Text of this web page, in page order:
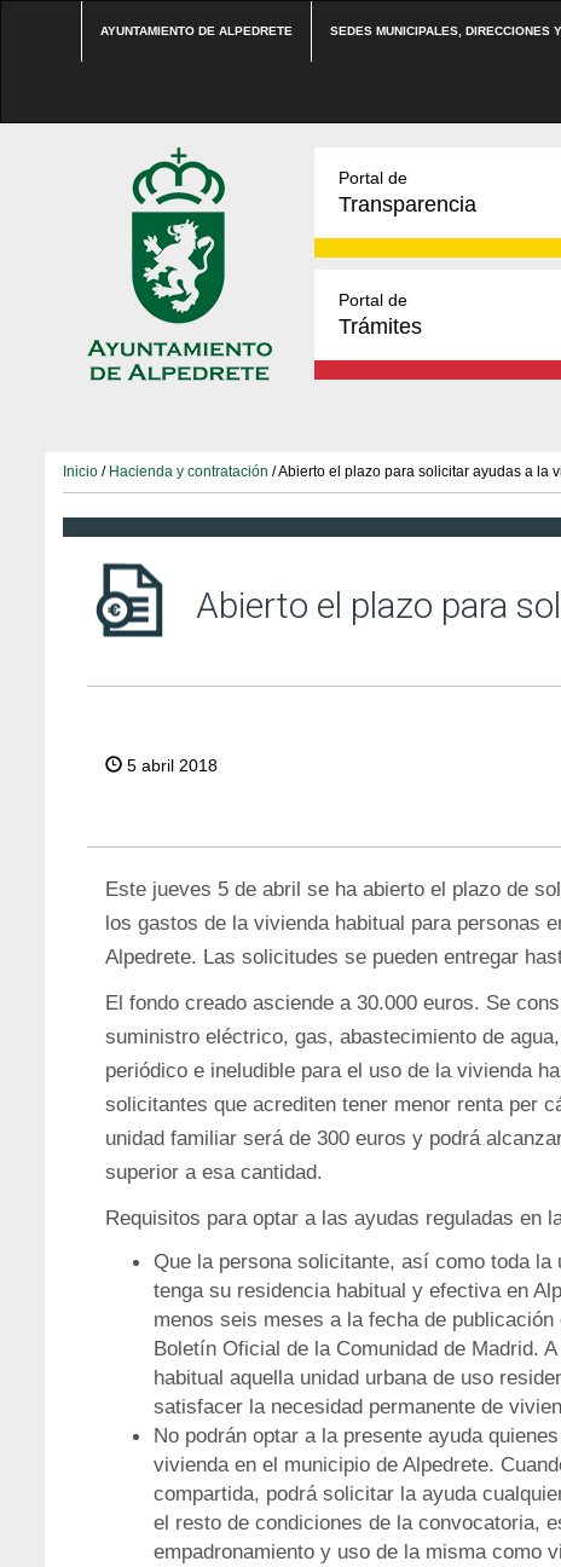
AYUNTAMIENTO DE ALPEDRETE SEDES MUNICIPALES, DIRECCIONES
Portal de
Transparencia
Portal de
Trámites
Inicio / Hacienda y contratación / Abierto el plazo para solicitar ayudas a la
Abierto el plazo para
5 abril 2018
Este jueves 5 de abril se ha abierto el plazo de
los gastos de la vivienda habitual para personas
Alpedrete. Las solicitudes se pueden entregar
El fondo creado asciende a 30.000 euros. Se
suministro eléctrico, gas, abastecimiento de
periódico e ineludible para el uso de la vivienda
solicitantes que acrediten tener menor renta per
unidad familiar será de 300 euros y podrá
superior a esa cantidad.
Requisitos para optar a las ayudas reguladas en
Que la persona solicitante, así como toda
tenga su residencia habitual y efectiva en
menos seis meses a la fecha de
Boletín Oficial de la Comunidad de Madrid.
habitual aquella unidad urbana de uso
satisfacer la necesidad permanente de
No podrán optar a la presente ayuda
vivienda en el municipio de Alpedrete.
compartida, podrá solicitar la ayuda
el resto de condiciones de la convocatoria,
empadronamiento y uso de la misma como